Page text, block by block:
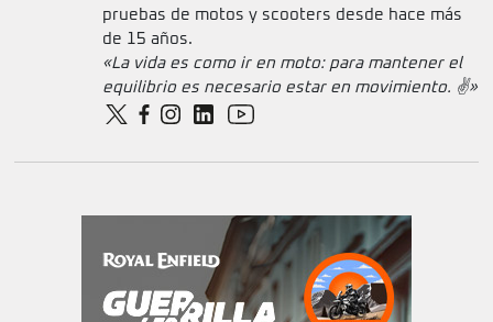
pruebas de motos y scooters desde hace más
de 15 años.
«La vida es como ir en moto: para mantener el
equilibrio es necesario estar en movimiento. ✌️»